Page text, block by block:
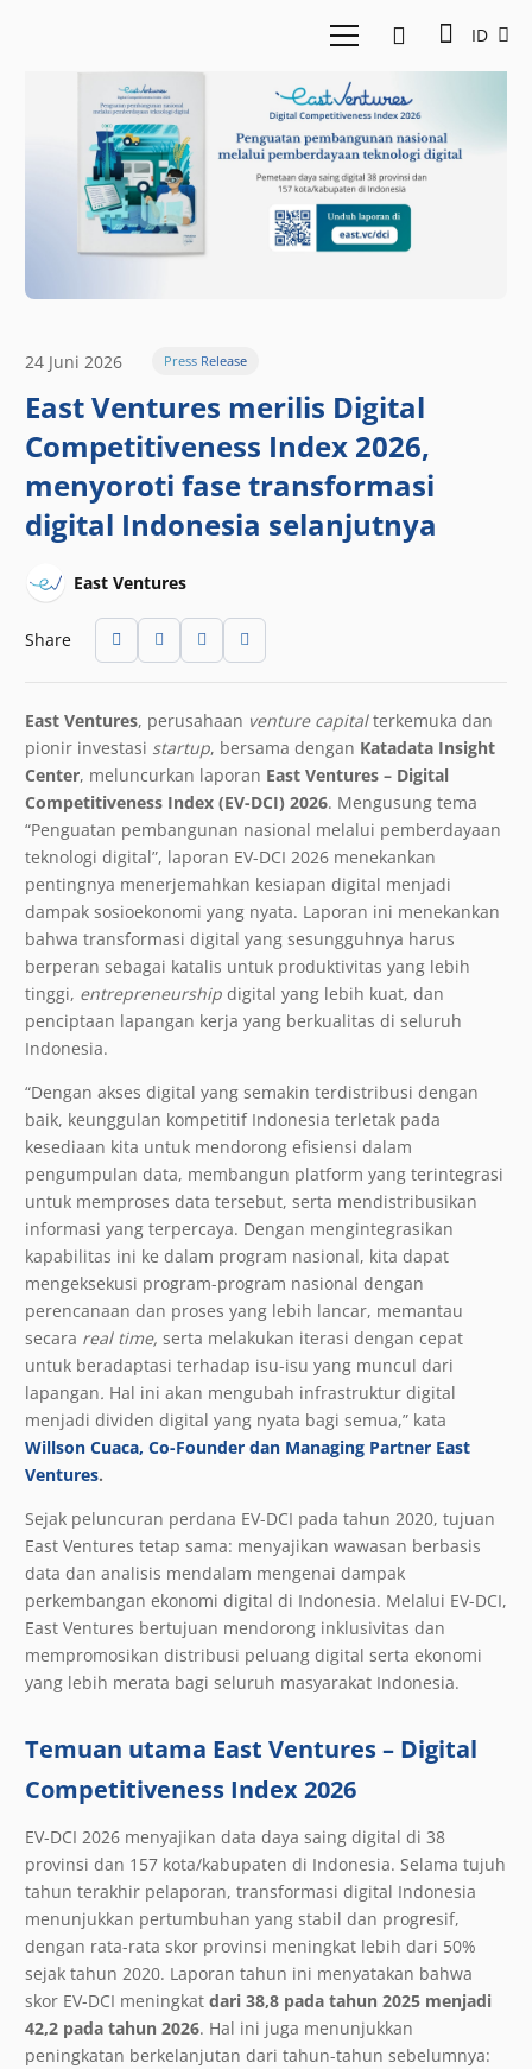
ID
24 Juni 2026 Press Release
East Ventures merilis Digital
Competitiveness Index 2026,
menyoroti fase transformasi
digital Indonesia selanjutnya
East Ventures
Share
East Ventures, perusahaan venture capitalterkemuka dan
pionir investasi startup, bersama dengan Katadata Insight
Center, meluncurkan laporan East Ventures – Digital
Competitiveness Index (EV-DCI) 2026. Mengusung tema
“Penguatan pembangunan nasional melalui pemberdayaan
teknologi digital”, laporan EV-DCI 2026 menekankan
pentingnya menerjemahkan kesiapan digital menjadi
dampak sosioekonomi yang nyata. Laporan ini menekankan
bahwa transformasi digital yang sesungguhnya harus
berperan sebagai katalis untuk produktivitas yang lebih
tinggi, entrepreneurship digital yang lebih kuat, dan
penciptaan lapangan kerja yang berkualitas di seluruh
Indonesia.
“Dengan akses digital yang semakin terdistribusi dengan
baik, keunggulan kompetitif Indonesia terletak pada
kesediaan kita untuk mendorong efisiensi dalam
pengumpulan data, membangun platform yang terintegrasi
untuk memproses data tersebut, serta mendistribusikan
informasi yang terpercaya. Dengan mengintegrasikan
kapabilitas ini ke dalam program nasional, kita dapat
mengeksekusi program-program nasional dengan
perencanaan dan proses yang lebih lancar, memantau
secara real time, serta melakukan iterasi dengan cepat
untuk beradaptasi terhadap isu-isu yang muncul dari
lapangan. Hal ini akan mengubah infrastruktur digital
menjadi dividen digital yang nyata bagi semua,” kata
Willson Cuaca, Co-Founder dan Managing Partner East
Ventures.
Sejak peluncuran perdana EV-DCI pada tahun 2020, tujuan
East Ventures tetap sama: menyajikan wawasan berbasis
data dan analisis mendalam mengenai dampak
perkembangan ekonomi digital di Indonesia. Melalui EV-DCI,
East Ventures bertujuan mendorong inklusivitas dan
mempromosikan distribusi peluang digital serta ekonomi
yang lebih merata bagi seluruh masyarakat Indonesia.
Temuan utama East Ventures – Digital
Competitiveness Index 2026
EV-DCI 2026 menyajikan data daya saing digital di 38
provinsi dan 157 kota/kabupaten di Indonesia. Selama tujuh
tahun terakhir pelaporan, transformasi digital Indonesia
menunjukkan pertumbuhan yang stabil dan progresif,
dengan rata-rata skor provinsi meningkat lebih dari 50%
sejak tahun 2020. Laporan tahun ini menyatakan bahwa
skor EV-DCI meningkat dari 38,8 pada tahun 2025 menjadi
42,2 pada tahun 2026. Hal ini juga menunjukkan
peningkatan berkelanjutan dari tahun-tahun sebelumnya: